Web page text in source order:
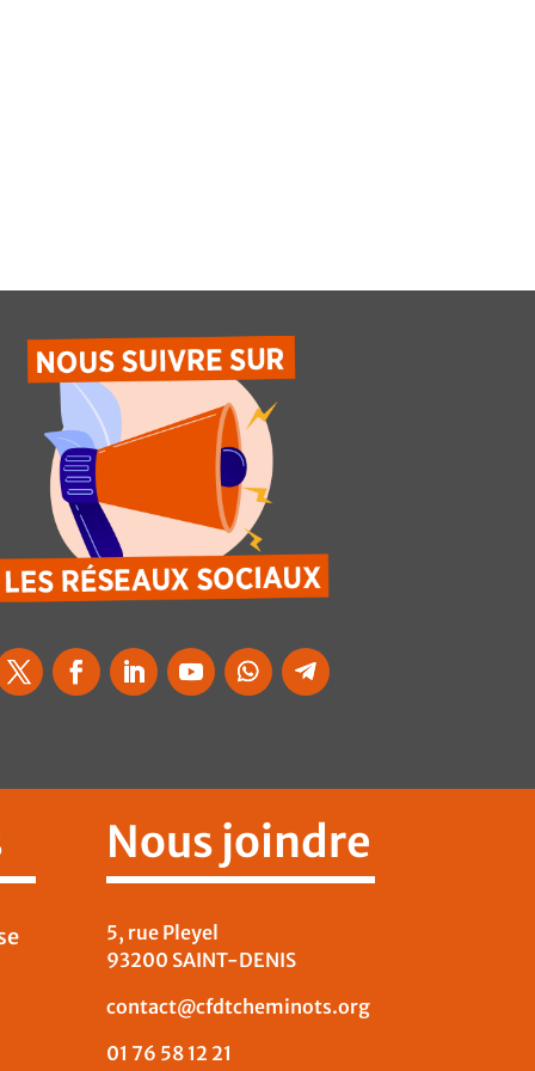
Nous joindre
5, rue Pleyel
93200 SAINT-DENIS
contact@cfdtcheminots.org
01 76 58 12 21